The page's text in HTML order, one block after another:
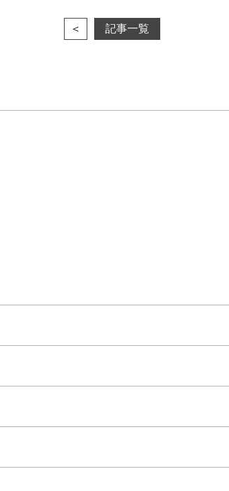
＜ 記事一覧